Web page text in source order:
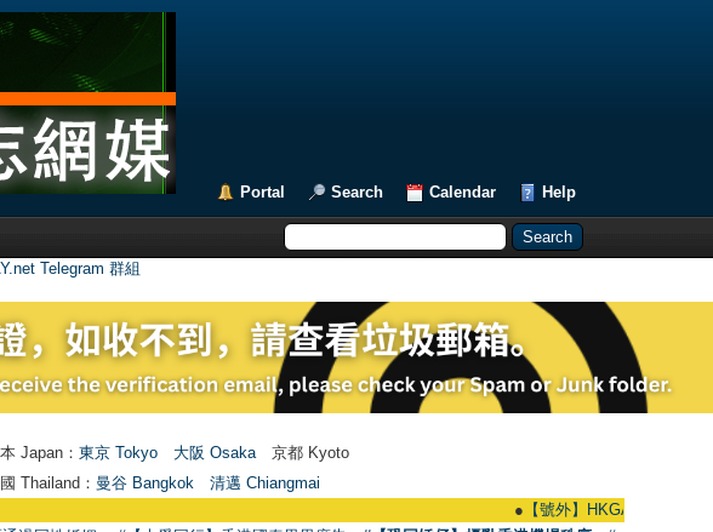
Portal Search Calendar Help
Telegram 群組
Japan： 東京 Tokyo 大阪 Osaka 京都 Kyoto
Thailand： 曼谷 Bangkok
清邁 Chiangmai
【號外】HKGAY.net已啟動